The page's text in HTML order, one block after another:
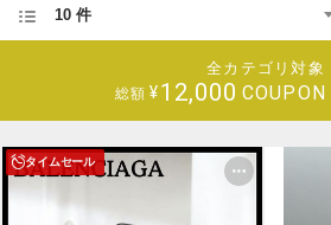
10 件
全カテゴリ対象
総額 ¥12,000 COUPON
タイムセール